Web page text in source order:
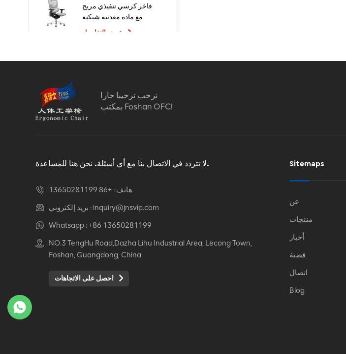
فاخر كرسي تنفيذي مريح
مع مادة معدنية شبكية
للاستخدام المكتبي
تصميم جديد عالي الجودة
عرض التفاصيل
كرسي جلدي مريح Auding:
المكتبي والمنزلي
عرض التفاصيل
كرسي جلدي مريح من
طوال اليوم
نرحب ترحيبا حارا
بمكتب Foshan OFC!
لا تتردد في الاتصال بنا مع أي أسئلة. نحن هنا للمساعدة.
هاتف : +86 13650281199
بريد إلكتروني : inquiry@jnsvip.com
Whatsapp :+86 13650281199
NO.3 TengHu Road,Dazha Lihu Industrial Area, Lecong Town,
Foshan, Guangdong, China
Sitemaps
عن
منتجات
أخبار
قضية
اتصال
Blog